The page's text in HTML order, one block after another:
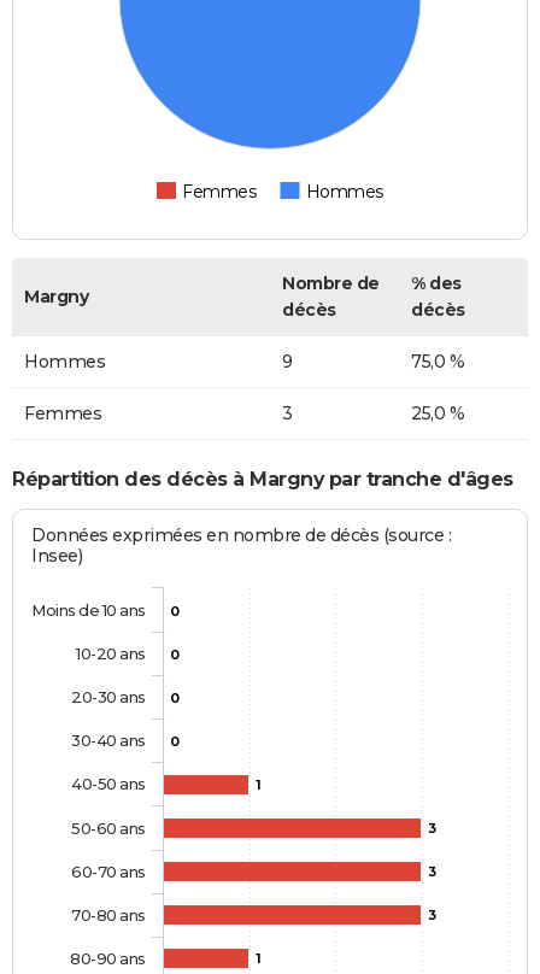
Femmes Hommes
Margny
Nombre de
décès
% des
décès
Hommes 9 75,0 %
Femmes 3 25,0 %
Répartition des décès à Margny par tranche d'âges
Données exprimées en nombre de décès (source :
Insee)
0
0
0
0
1
3
3
3
1
Moins de 10 ans
10-20 ans
20-30 ans
30-40 ans
40-50 ans
50-60 ans
60-70 ans
70-80 ans
80-90 ans